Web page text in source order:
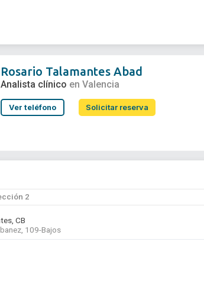
Abad
Rosario Talamantes Abad
Analista clínico en Valencia
Ver teléfono Solicitar reserva
2
CB
109-Bajos